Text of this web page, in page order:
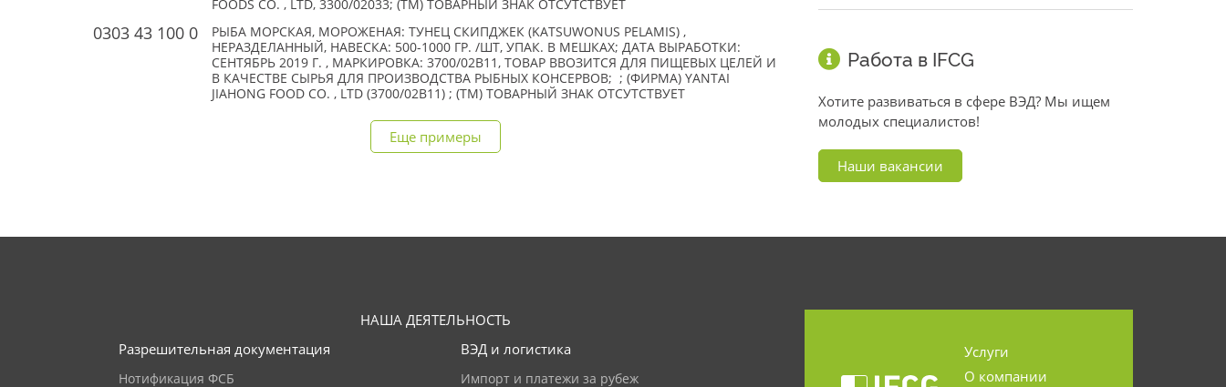
FOODS CO. , LTD, 3300/02033; (TM) ТОВАРНЫЙ ЗНАК ОТСУТСТВУЕТ
0303 43 100 0
РЫБА МОРСКАЯ, МОРОЖЕНАЯ: ТУНЕЦ СКИПДЖЕК (KATSUWONUS PELAMIS) ,
НЕРАЗДЕЛАННЫЙ, НАВЕСКА: 500-1000 ГР. /ШТ, УПАК. В МЕШКАХ; ДАТА ВЫРАБОТКИ:
СЕНТЯБРЬ 2019 Г. , МАРКИРОВКА: 3700/02B11, ТОВАР ВВОЗИТСЯ ДЛЯ ПИЩЕВЫХ ЦЕЛЕЙ И
В КАЧЕСТВЕ СЫРЬЯ ДЛЯ ПРОИЗВОДСТВА РЫБНЫХ КОНСЕРВОВ; ; (ФИРМА) YANTAI
JIAHONG FOOD CO. , LTD (3700/02B11) ; (TM) ТОВАРНЫЙ ЗНАК ОТСУТСТВУЕТ
Еще примеры
Работа в IFCG
Хотите развиваться в сфере ВЭД? Мы ищем
молодых специалистов!
Наши вакансии
НАША ДЕЯТЕЛЬНОСТЬ
Разрешительная документация
Нотификация ФСБ
ВЭД и логистика
Импорт и платежи за рубеж
Услуги
О компании